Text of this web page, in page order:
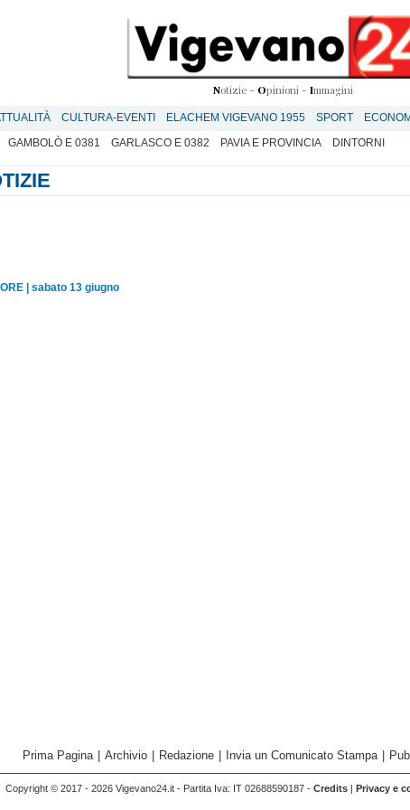
Notizie - Opinioni - Immagini
CULTURA-EVENTI ELACHEM VIGEVANO 1955 SPORT
GAMBOLÒ E 0381 GARLASCO E 0382 PAVIA E PROVINCIA DINTORNI
sabato 13 giugno
Prima Pagina Archivio Redazione Invia un Comunicato Stampa
Copyright © 2017 - 2026 Vigevano24.it - Partita Iva: IT 02688590187 - Credits | Privacy e